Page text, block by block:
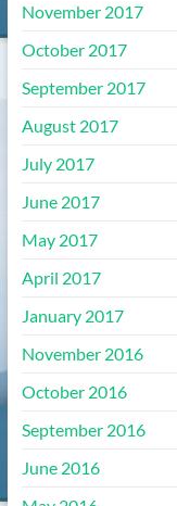
November 2017
October 2017
September 2017
August 2017
July 2017
June 2017
May 2017
April 2017
January 2017
November 2016
October 2016
September 2016
June 2016